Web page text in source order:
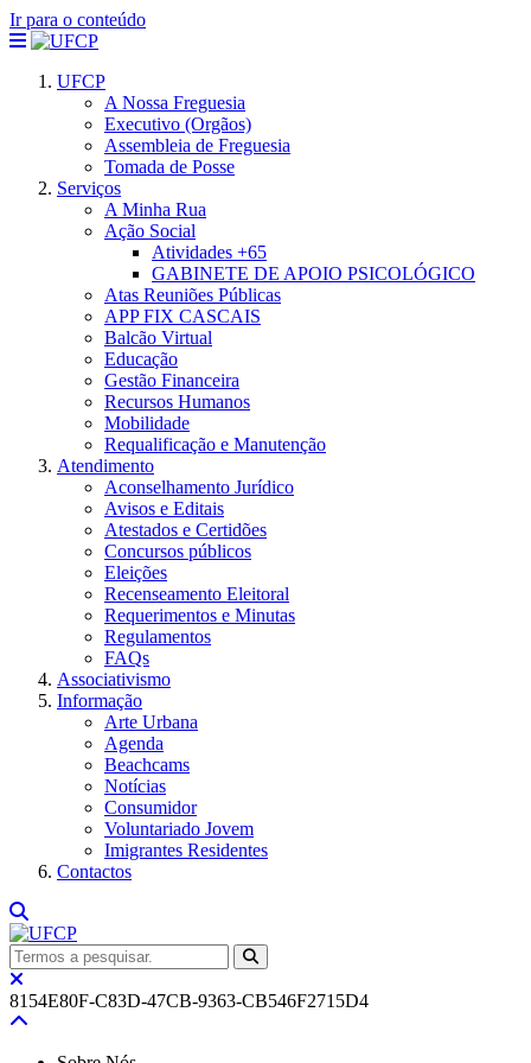
Ir para o conteúdo
UFCP
A Nossa Freguesia
Executivo (Orgãos)
Assembleia de Freguesia
Tomada de Posse
Serviços
A Minha Rua
Ação Social
Atividades +65
GABINETE DE APOIO PSICOLÓGICO
Atas Reuniões Públicas
APP FIX CASCAIS
Balcão Virtual
Educação
Gestão Financeira
Recursos Humanos
Mobilidade
Requalificação e Manutenção
Atendimento
Aconselhamento Jurídico
Avisos e Editais
Atestados e Certidões
Concursos públicos
Eleições
Recenseamento Eleitoral
Requerimentos e Minutas
Regulamentos
FAQs
Associativismo
Informação
Arte Urbana
Agenda
Beachcams
Notícias
Consumidor
Voluntariado Jovem
Imigrantes Residentes
Contactos
8154E80F-C83D-47CB-9363-CB546F2715D4